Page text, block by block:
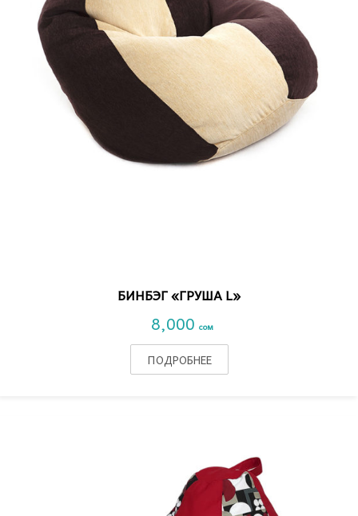
БИНБЭГ «ГРУША L»
8,000 сом
ПОДРОБНЕЕ